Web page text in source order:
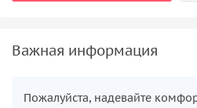
Важная информация
Пожалуйста, надевайте